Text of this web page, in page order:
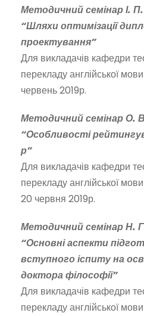
Методичний семінар І.
“Шляхи оптимізації
проектування”
Для викладачів кафедри
перекладу англійської мови
червень 2019р.
Методичний семінар О.
“Особливості
р”
Для викладачів кафедри
перекладу англійської мови
20 червня 2019р.
Методичний семінар Н.
“Основні аспекти
вступного іспиту на
доктора філософії”
Для викладачів кафедри
перекладу англійської мови